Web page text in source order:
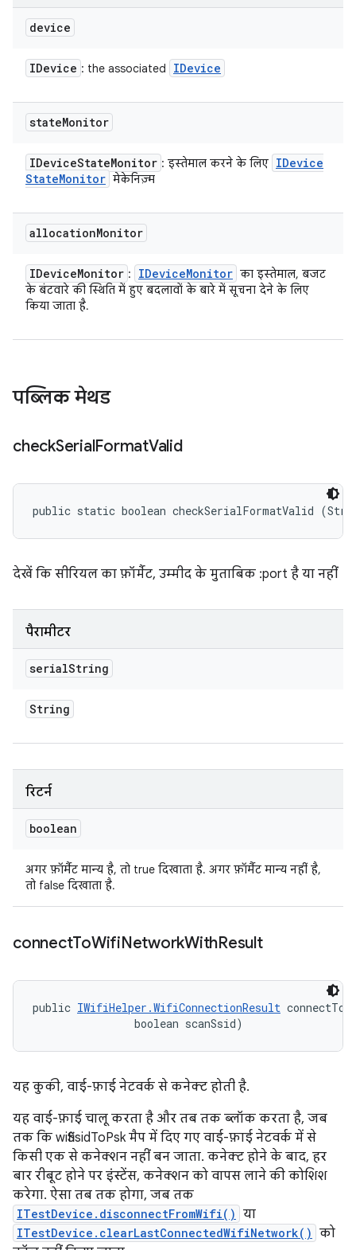
device
IDevice : the associated IDevice
stateMonitor
IDeviceStateMonitor : इस्तेमाल करने के लिए IDevice
StateMonitor मेकेनिज़्म
allocationMonitor
IDeviceMonitor : IDeviceMonitor का इस्तेमाल, बजट
के बंटवारे की स्थिति में हुए बदलावों के बारे में सूचना देने के लिए
किया जाता है.
पब्लिक मेथड
checkSerialFormatValid
public static boolean checkSerialFormatValid
देखें कि सीरियल का फ़ॉर्मैट, उम्मीद के मुताबिक :port है या नहीं
पैरामीटर
serialString
String
रिटर्न
boolean
अगर फ़ॉर्मैट मान्य है, तो true दिखाता है. अगर फ़ॉर्मैट मान्य नहीं है,
तो false दिखाता है.
connectToWifiNetworkWithResult
public IWifiHelper.WifiConnectionResult
                boolean scanSsid)
यह कुकी, वाई-फ़ाई नेटवर्क से कनेक्ट होती है.
यह वाई-फ़ाई चालू करता है और तब तक ब्लॉक करता है, जब
तक कि wifiSsidToPsk मैप में दिए गए वाई-फ़ाई नेटवर्क में से
किसी एक से कनेक्शन नहीं बन जाता. कनेक्ट होने के बाद, हर
बार रीबूट होने पर इंस्टेंस, कनेक्शन को वापस लाने की कोशिश
करेगा. ऐसा तब तक होगा, जब तक
ITestDevice.disconnectFromWifi() या
ITestDevice.clearLastConnectedWifiNetwork() को